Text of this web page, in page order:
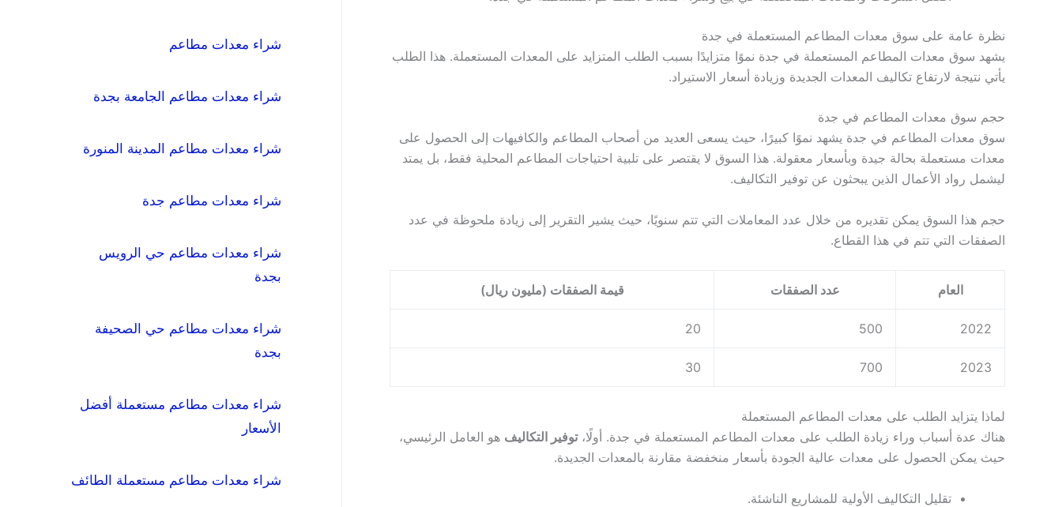
نظرة عامة على سوق معدات المطاعم المستعملة في جدة
يشهد سوق معدات المطاعم المستعملة في جدة نموًا متزايدًا بسبب الطلب المتزايد على المعدات المستعملة. هذا الطلب
يأتي نتيجة لارتفاع تكاليف المعدات الجديدة وزيادة أسعار الاستيراد.
حجم سوق معدات المطاعم في جدة
سوق معدات المطاعم في جدة يشهد نموًا كبيرًا، حيث يسعى العديد من أصحاب المطاعم والكافيهات إلى الحصول على
معدات مستعملة بحالة جيدة وبأسعار معقولة. هذا السوق لا يقتصر على تلبية احتياجات المطاعم المحلية فقط، بل يمتد
ليشمل رواد الأعمال الذين يبحثون عن توفير التكاليف.
حجم هذا السوق يمكن تقديره من خلال عدد المعاملات التي تتم سنويًا، حيث يشير التقرير إلى زيادة ملحوظة في عدد
الصفقات التي تتم في هذا القطاع.
العام عدد الصفقات قيمة الصفقات (مليون ريال)
2022
500
20
2023
700
30
لماذا يتزايد الطلب على معدات المطاعم المستعملة
هناك عدة أسباب وراء زيادة الطلب على معدات المطاعم المستعملة في جدة. أولًا،توفير التكاليف هو العامل الرئيسي،
حيث يمكن الحصول على معدات عالية الجودة بأسعار منخفضة مقارنة بالمعدات الجديدة.
تقليل التكاليف الأولية للمشاريع الناشئة.
شراء معدات مطاعم
شراء معدات مطاعم الجامعة بجدة
شراء معدات مطاعم المدينة المنورة
شراء معدات مطاعم جدة
شراء معدات مطاعم حي الرويس
بجدة
شراء معدات مطاعم حي الصحيفة
بجدة
شراء معدات مطاعم مستعملة أفضل
الأسعار
شراء معدات مطاعم مستعملة الطائف